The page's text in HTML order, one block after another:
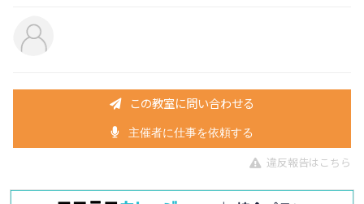
この教室に問い合わせる
主催者に仕事を依頼する
違反報告はこちら